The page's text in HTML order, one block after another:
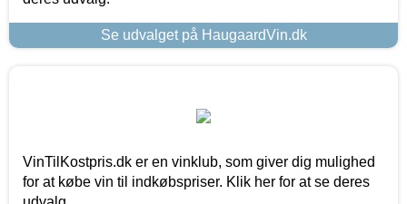
Se udvalget på HaugaardVin.dk
VinTilKostpris.dk er en vinklub, som giver dig mulighed
for at købe vin til indkøbspriser. Klik her for at se deres